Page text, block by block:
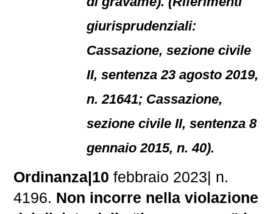
giurisprudenziali:
Cassazione, sezione civile
II, sentenza 23 agosto 2019,
n. 21641; Cassazione,
sezione civile II, sentenza 8
gennaio 2015, n. 40).
Ordinanza|10 febbraio 2023| n.
4196. Non incorre nella violazione